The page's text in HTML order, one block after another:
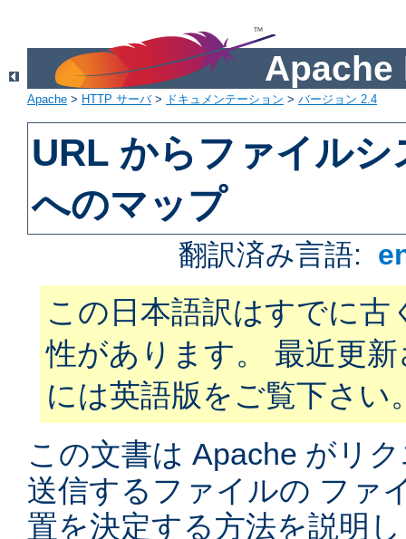
Apache
Apache > HTTP サーバ> ドキュメンテーション > バージョン 2.4
URL からファイル
へのマップ
翻訳済み言語:
この日本語訳はすでに古
性があります。 最近更
には英語版をご覧下さい
この文書は Apache がリ
送信するファイルの ファ
置を決定する方法を説明